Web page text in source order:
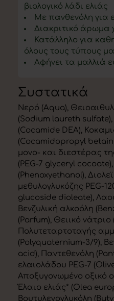
βιολογικό λάδι ελιάς
Με πανθενόλη για
Διακριτικό άρωμα
Κατάλληλο για
όλους τους τύπους
Αφήνει τα μαλλιά
Συστατικά
Νερό (Aqua),
(Sodium laureth
(Cocamide DEA),
(Cocamidopropyl
μονο- και διεστέρας
(PEG-7 glyceryl
(Phenoxyethanol),
μεθυλογλυκόζης PEG-
glucoside dioleate),
Βενζυλική αλκοόλη
(Parfum), Θειικό
Πολυτεταρτοταγής
(Polyquaternium-3/9),
acid), Παντεθενόλη
ελαιολάδου PEG-7
Αποξυγονωμένο οξικό
Έλαιο ελιάς* (Olea
Βουτυλενογλυκόλη